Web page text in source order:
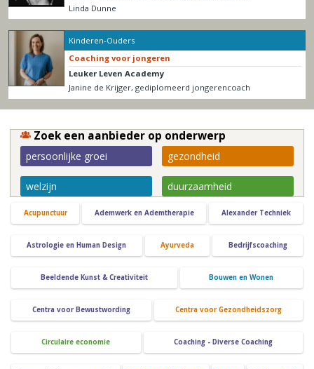
Linda Dunne
Kinderen-Ouders
Coaching voor jongeren
Leuker Leven Academy
Janine de Krijger, gediplomeerd jongerencoach
Zoek een aanbieder op onderwerp
persoonlijke groei gezondheid
welzijn duurzaamheid
Acupunctuur Ademwerk en Ademtherapie Alexander Techniek
Astrologie en Human Design Ayurveda Bedrijfscoaching
Beeldende Kunst & Creativiteit Bouwen en Wonen
Centra voor Bewustwording Centra voor Gezondheidszorg
Circulaire economie Coaching - Diverse Coaching